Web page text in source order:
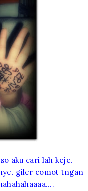
aku cari lah keje.
giler comot tngan